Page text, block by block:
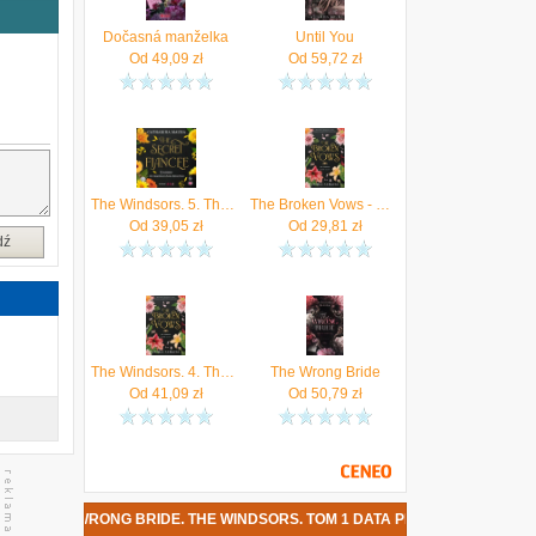
Dočasná manželka
Od 49,09 zł
Until You
Od 59,72 zł
The Windsors. 5. The Secret Fiancée. The Windsors. Tom 5 (plik audio)
Od 39,05zł
The Broken Vows - Maura Catharina
Od 29,81 zł
The Windsors. 4. The Broken Vows. The Windsors. Tom 4 (e-book)
Od 41,09 zł
The Wrong Bride
Od 50,79 zł
WRONG BRIDE. THE WINDSORS. TOM 1 DATA PREMIERY